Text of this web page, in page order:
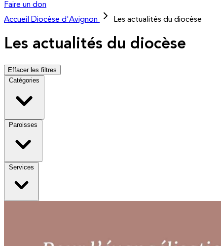
Faire un don
Accueil
Diocèse d'Avignon Les actualités du diocèse
Les actualités du diocèse
Effacer les filtres
Catégories
Paroisses
Services